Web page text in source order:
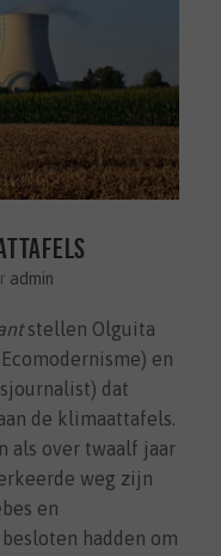
admin
stellen Olguita
en
dat
de klimaattafels.
als over twaalf jaar
weg zijn
en
hadden om